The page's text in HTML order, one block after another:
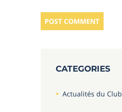
CATEGORIES
Actualités du Club